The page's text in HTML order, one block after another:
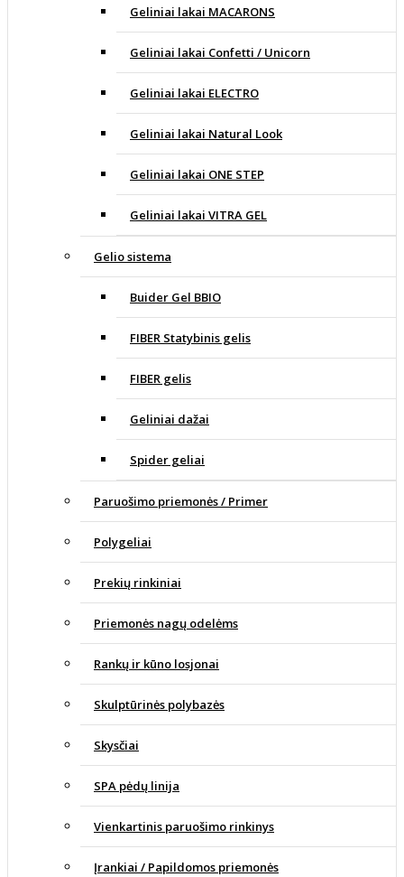
Geliniai lakai MACARONS
Geliniai lakai Confetti / Unicorn
Geliniai lakai ELECTRO
Geliniai lakai Natural Look
Geliniai lakai ONE STEP
Geliniai lakai VITRA GEL
Gelio sistema
Buider Gel BBIO
FIBER Statybinis gelis
FIBER gelis
Geliniai dažai
Spider geliai
Paruošimo priemonės / Primer
Polygeliai
Prekių rinkiniai
Priemonės nagų odelėms
Rankų ir kūno losjonai
Skulptūrinės polybazės
Skysčiai
SPA pėdų linija
Vienkartinis paruošimo rinkinys
Įrankiai / Papildomos priemonės